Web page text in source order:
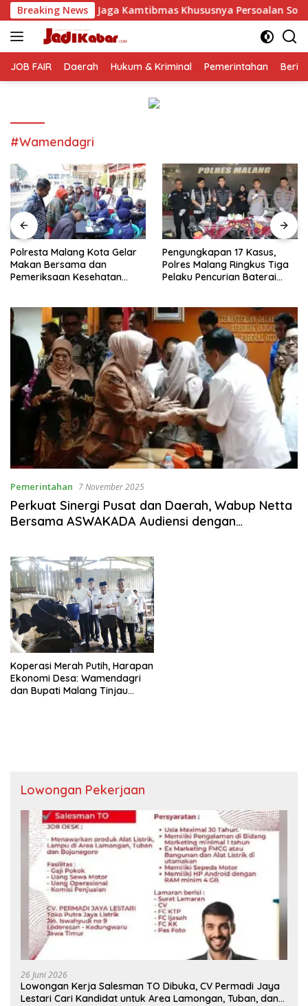
Langsung
ke
konten
Breaking NewsKhususnya Persoalan Sosial Polresta
JOB FAIR Daerah Hukum & Kriminal Pemerintahan
#Wamendagri
Polresta Malang Kota Gelar
Makan Bersama dan
Pemeriksaan Kesehatan
Pengungkapan 17 Kasus,
Polres Malang Ringkus Tiga
Pelaku Pencurian Baterai
Pemerintahan 7 November 2025
Perkuat Sinergi Pusat dan Daerah, Wabup Netta
Bersama ASWAKADA Audiensi dengan
Koperasi Merah Putih, Harapan
Ekonomi Desa: Wamendagri
dan Bupati Malang Tinjau
Lowongan Pekerjaan
26 Juni 2026
Lowongan Kerja Salesman TO Dibuka, CV Permadi Jaya
Lestari Cari Kandidat untuk Area Lamongan, Tuban, dan